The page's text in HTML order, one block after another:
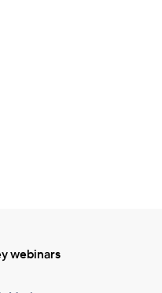
webinars